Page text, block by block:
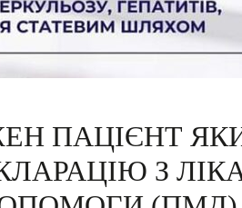
ПАЦІЄНТ
З